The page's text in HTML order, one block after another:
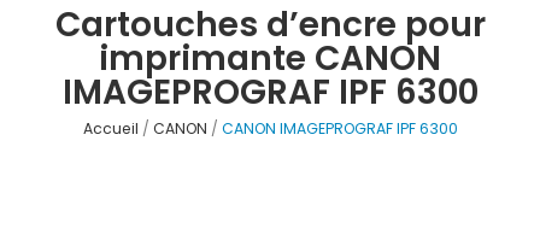
Cartouches d’encre pour
imprimante CANON
IMAGEPROGRAF IPF 6300
Accueil CANON CANON IMAGEPROGRAF IPF 6300